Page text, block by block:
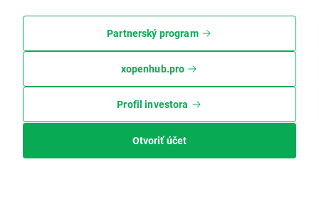
Partnerský program
xopenhub.pro
Profil investora
Otvoriť účet